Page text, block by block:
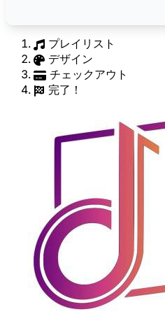
プレイリスト
デザイン
チェックアウト
完了！